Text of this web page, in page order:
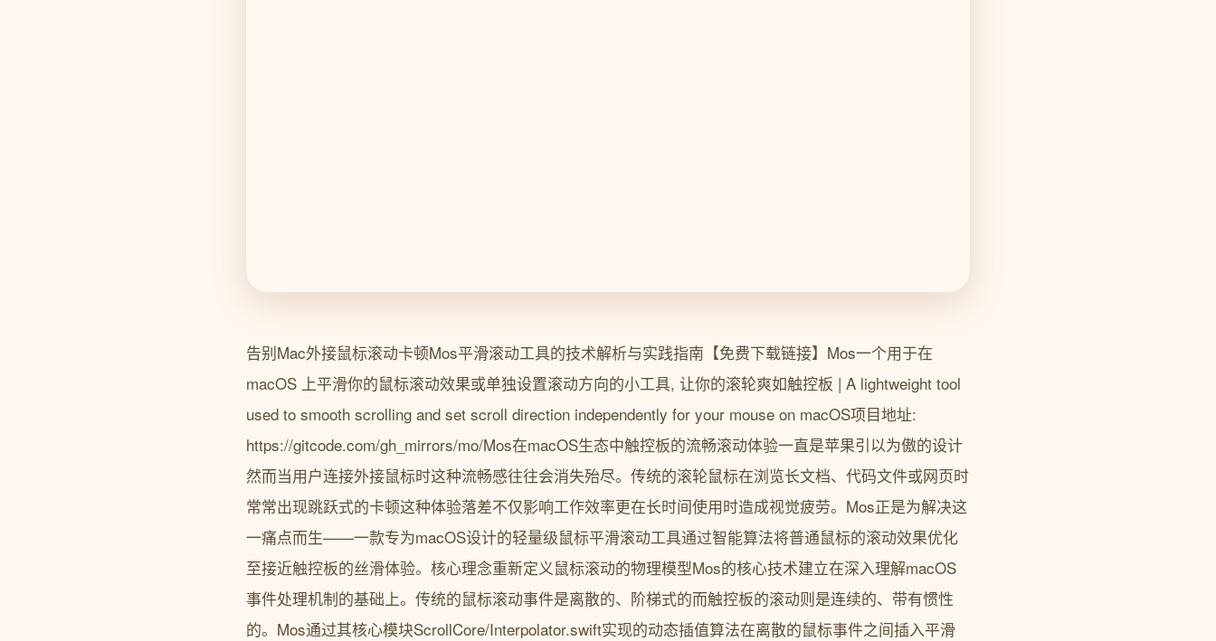
告别Mac外接鼠标滚动卡顿Mos平滑滚动工具的技术解析与实践指南【免费下载链接】Mos一个用于在
macOS 上平滑你的鼠标滚动效果或单独设置滚动方向的小工具, 让你的滚轮爽如触控板 | A lightweight tool
used to smooth scrolling and set scroll direction independently for your mouse on macOS项目地址:
https://gitcode.com/gh_mirrors/mo/Mos在macOS生态中触控板的流畅滚动体验一直是苹果引以为傲的设计
然而当用户连接外接鼠标时这种流畅感往往会消失殆尽。传统的滚轮鼠标在浏览长文档、代码文件或网页时
常常出现跳跃式的卡顿这种体验落差不仅影响工作效率更在长时间使用时造成视觉疲劳。Mos正是为解决这
一痛点而生——一款专为macOS设计的轻量级鼠标平滑滚动工具通过智能算法将普通鼠标的滚动效果优化
至接近触控板的丝滑体验。核心理念重新定义鼠标滚动的物理模型Mos的核心技术建立在深入理解macOS
事件处理机制的基础上。传统的鼠标滚动事件是离散的、阶梯式的而触控板的滚动则是连续的、带有惯性
的。Mos通过其核心模块ScrollCore/Interpolator.swift实现的动态插值算法在离散的鼠标事件之间插入平滑